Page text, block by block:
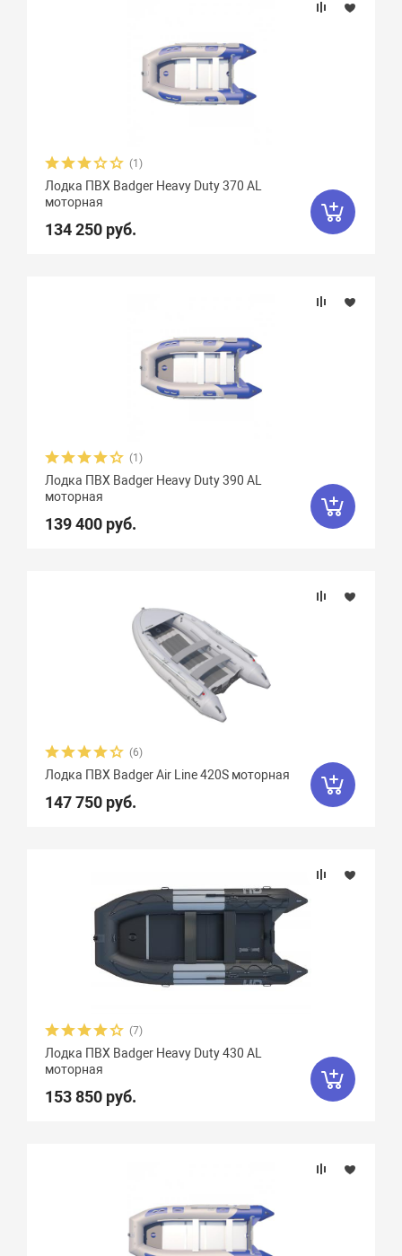
(1)
Лодка ПВХ Badger Heavy Duty 370 AL
моторная
134 250 руб.
(1)
Лодка ПВХ Badger Heavy Duty 390 AL
моторная
139 400 руб.
(6)
Лодка ПВХ Badger Air Line 420S моторная
147 750 руб.
(7)
Лодка ПВХ Badger Heavy Duty 430 AL
моторная
153 850 руб.